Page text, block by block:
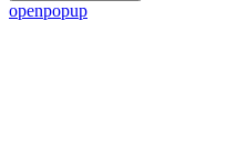
openpopup